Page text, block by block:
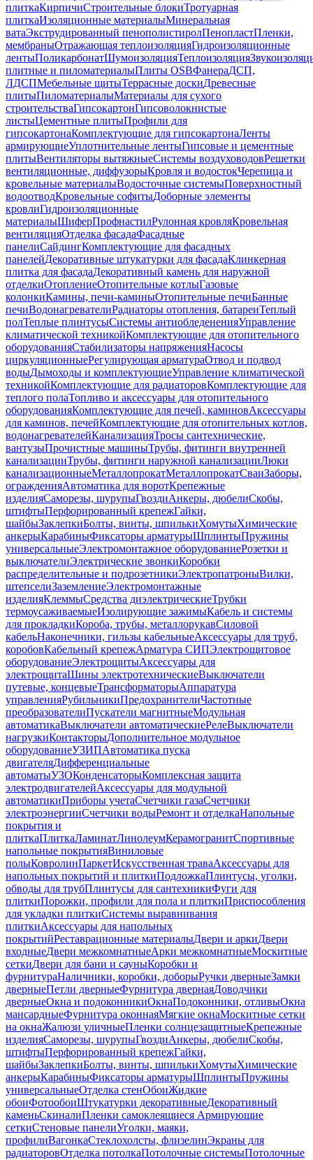
плиткаКирпичиСтроительные блокиТротуарная
плиткаИзоляционные материалыМинеральная
ватаЭкструдированный пенополистиролПенопластПленки,
мембраныОтражающая теплоизоляцияГидроизоляционные
лентыПоликарбонатШумоизоляцияТеплоизоляция
плитные и пиломатериалыПлиты OSBФанераДСП,
ЛДСПМебельные щитыТеррасные доскиДревесные
плитыПиломатериалыМатериалы для сухого
строительстваГипсокартонГипсоволокнистые
листыЦементные плитыПрофили для
гипсокартонаКомплектующие для гипсокартонаЛенты
армирующиеУплотнительные лентыГипсовые и цементные
плитыВентиляторы вытяжныеСистемы воздуховодовРешетки
вентиляционные, диффузорыКровля и водостокЧерепица и
кровельные материалыВодосточные системыПоверхностный
водоотводКровельные софитыДоборные элементы
кровлиГидроизоляционные
материалыШиферПрофнастилРулонная кровляКровельная
вентиляцияОтделка фасадаФасадные
панелиСайдингКомплектующие для фасадных
панелейДекоративные штукатурки для фасадаКлинкерная
плитка для фасадаДекоративный камень для наружной
отделкиОтоплениеОтопительные котлыГазовые
колонкиКамины, печи-каминыОтопительные печиБанные
печиВодонагревателиРадиаторы отопления, батареиТеплый
полТеплые плинтусыСистемы антиобледененияУправление
климатической техникойКомплектующие для отопительного
оборудованияСтабилизаторы напряженияНасосы
циркуляционныеРегулирующая арматураОтвод и подвод
водыДымоходы и комплектующиеУправление климатической
техникойКомплектующие для радиаторовКомплектующие для
теплого полаТопливо и аксессуары для отопительного
оборудованияКомплектующие для печей, каминовАксессуары
для каминов, печейКомплектующие для отопительных котлов,
водонагревателейКанализацияТросы сантехнические,
вантузыПрочистные машиныТрубы, фитинги внутренней
канализацииТрубы, фитинги наружной канализацииЛюки
канализационныеМеталлопрокатМеталлопрокатСваиЗаборы,
огражденияАвтоматика для воротКрепежные
изделияСаморезы, шурупыГвоздиАнкеры, дюбелиСкобы,
штифтыПерфорированный крепежГайки,
шайбыЗаклепкиБолты, винты, шпилькиХомутыХимические
анкерыКарабиныФиксаторы арматурыШплинтыПружины
универсальныеЭлектромонтажное оборудованиеРозетки и
выключателиЭлектрические звонкиКоробки
распределительные и подрозетникиЭлектропатроныВилки,
штепселиЗаземлениеЭлектромонтажные
изделияКлеммыСредства диэлектрическиеТрубки
термоусаживаемыеИзолирующие зажимыКабель и системы
для прокладкиКороба, трубы, металлорукавСиловой
кабельНаконечники, гильзы кабельныеАксессуары для труб,
коробовКабельный крепежАрматура СИПЭлектрощитовое
оборудованиеЭлектрощитыАксессуары для
электрощитаШины электротехническиеВыключатели
путевые, концевыеТрансформаторыАппаратура
управленияРубильникиПредохранителиЧастотные
преобразователиПускатели магнитныеМодульная
автоматикаВыключатели автоматическиеРелеВыключатели
нагрузкиКонтакторыДополнительное модульное
оборудованиеУЗИПАвтоматика пуска
двигателяДифференциальные
автоматыУЗОКонденсаторыКомплексная защита
электродвигателейАксессуары для модульной
автоматикиПриборы учетаСчетчики газаСчетчики
электроэнергииСчетчики водыРемонт и отделкаНапольные
покрытия и
плиткаПлиткаЛаминатЛинолеумКерамогранитСпортивные
напольные покрытияВиниловые
полыКовролинПаркетИскусственная траваАксессуары для
напольных покрытий и плиткиПодложкаПлинтусы, уголки,
обводы для трубПлинтусы для сантехникиФуги для
плиткиПорожки, профили для пола и плиткиПриспособления
для укладки плиткиСистемы выравнивания
плиткиАксессуары для напольных
покрытийРеставрационные материалыДвери и аркиДвери
входныеДвери межкомнатныеАрки межкомнатныеМоскитные
сеткиДвери для бани и сауныКоробки и
фурнитураНаличники, коробки, доборыРучки дверныеЗамки
дверныеПетли дверныеФурнитура двернаяДоводчики
дверныеОкна и подоконникиОкнаПодоконники, отливыОкна
мансардныеФурнитура оконнаяМягкие окнаМоскитные сетки
на окнаЖалюзи уличныеПленки солнцезащитныеКрепежные
изделияСаморезы, шурупыГвоздиАнкеры, дюбелиСкобы,
штифтыПерфорированный крепежГайки,
шайбыЗаклепкиБолты, винты, шпилькиХомутыХимические
анкерыКарабиныФиксаторы арматурыШплинтыПружины
универсальныеОтделка стенОбоиЖидкие
обоиФотообоиШтукатурки декоративныеДекоративный
каменьСкиналиПленки самоклеящиеся Армирующие
сеткиСтеновые панелиУголки, маяки,
профилиВагонкаСтеклохолсты, флизелинЭкраны для
радиаторовОтделка потолкаПотолочные системыПотолочные